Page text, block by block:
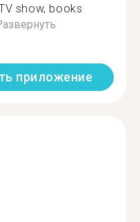
show, books
приложение